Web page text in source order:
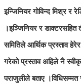
इन्जिनियर गोविन्द मिश्र र
।इञ्जिनियर र डाक्टरसहित
समितिले आर्थिक प्रस्ताव
गरेको प्रस्ताव अहिले नै
पराजुलीले बताए ।